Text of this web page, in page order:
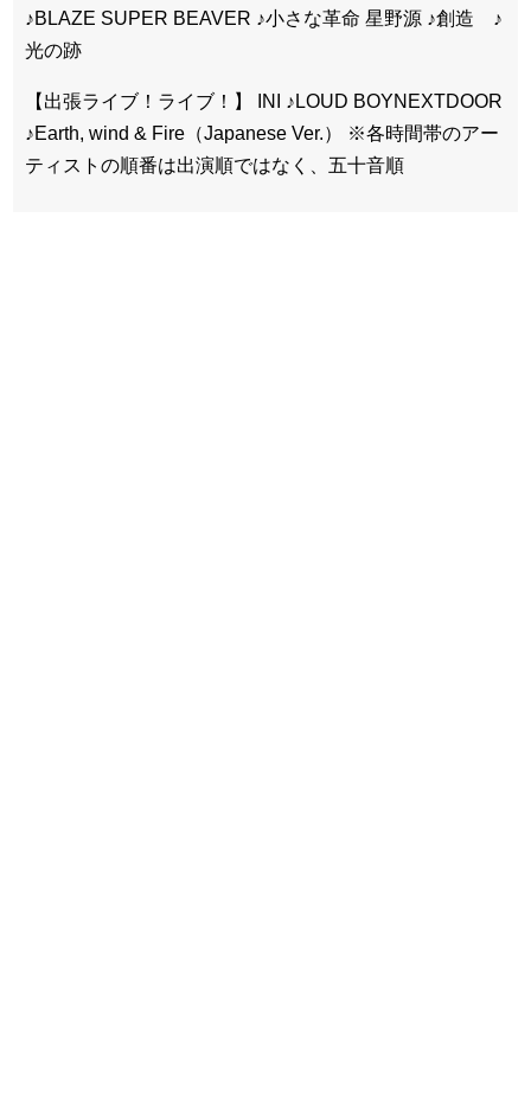
♪BLAZE SUPER BEAVER ♪小さな革命 星野源 ♪創造 ♪
光の跡
【出張ライブ！ライブ！】 INI ♪LOUD BOYNEXTDOOR
♪Earth, wind & Fire（Japanese Ver.） ※各時間帯のアー
ティストの順番は出演順ではなく、五十音順